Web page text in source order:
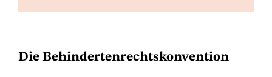
Die Behindertenrechtskonvention